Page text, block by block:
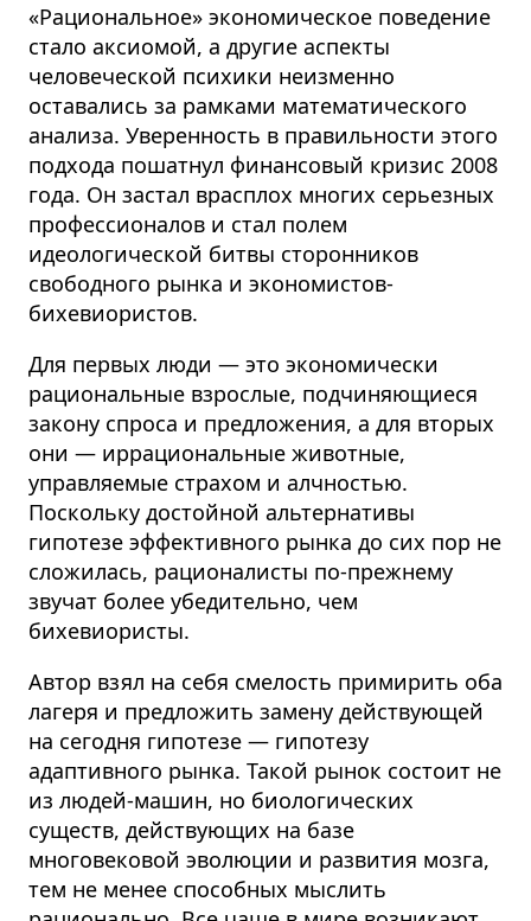
«Рациональное» экономическое поведение
стало аксиомой, а другие аспекты
человеческой психики неизменно
оставались за рамками математического
анализа. Уверенность в правильности этого
подхода пошатнул финансовый кризис 2008
года. Он застал врасплох многих серьезных
профессионалов и стал полем
идеологической битвы сторонников
свободного рынка и экономистов-
бихевиористов.
Для первых люди — это экономически
рациональные взрослые, подчиняющиеся
закону спроса и предложения, а для вторых
они — иррациональные животные,
управляемые страхом и алчностью.
Поскольку достойной альтернативы
гипотезе эффективного рынка до сих пор не
сложилась, рационалисты по-прежнему
звучат более убедительно, чем
бихевиористы.
Автор взял на себя смелость примирить оба
лагеря и предложить замену действующей
на сегодня гипотезе — гипотезу
адаптивного рынка. Такой рынок состоит не
из людей-машин, но биологических
существ, действующих на базе
многовековой эволюции и развития мозга,
тем не менее способных мыслить